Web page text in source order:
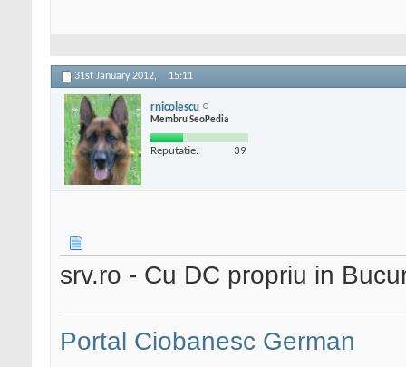
31st January 2012, 15:11
rnicolescu
Membru SeoPedia
Reputatie: 39
srv.ro - Cu DC propriu in
Portal Ciobanesc German